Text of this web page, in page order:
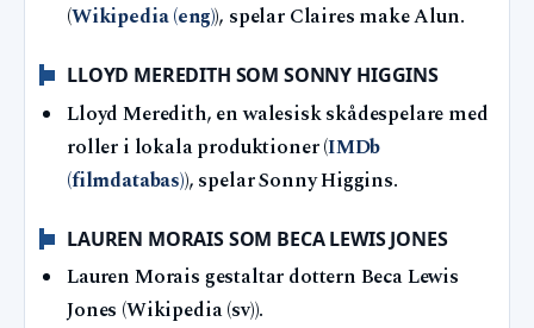
(Wikipedia (eng)), spelar Claires make Alun.
LLOYD MEREDITH SOM SONNY HIGGINS
Lloyd Meredith, en walesisk skådespelare med
roller i lokala produktioner (IMDb
(filmdatabas)), spelar Sonny Higgins.
LAUREN MORAIS SOM BECA LEWIS JONES
Lauren Morais gestaltar dottern Beca Lewis
Jones (Wikipedia (sv)).